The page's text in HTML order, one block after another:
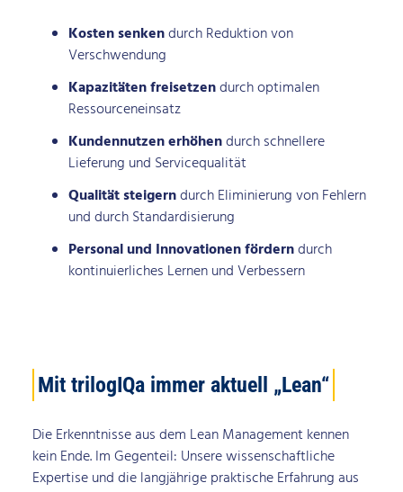
Kosten senkendurch Reduktion von
Verschwendung
Kapazitäten freisetzendurch optimalen
Ressourceneinsatz
Kundennutzen erhöhendurch schnellere
Lieferung und Servicequalität
Qualität steigerndurch Eliminierung von Fehlern
und durch Standardisierung
Personal und Innovationen förderndurch
kontinuierliches Lernen und Verbessern
Mit trilogIQa immer aktuell „Lean“
Die Erkenntnisse aus dem Lean Management kennen
kein Ende. Im Gegenteil: Unsere wissenschaftliche
Expertise und die langjährige praktische Erfahrung aus